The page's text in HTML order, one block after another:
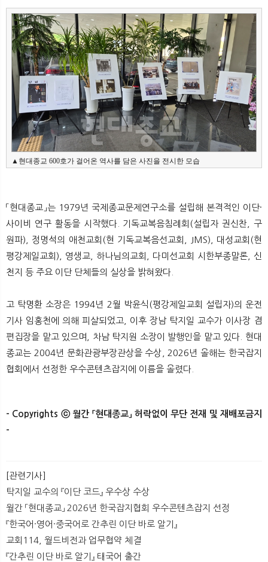
▲현대종교 600호가 걸어온 역사를 담은 사진을 전시한 모습
「현대종교」는 1979년 국제종교문제연구소를 설립해 본격적인 이단·
사이비 연구 활동을 시작했다. 기독교복음침례회(설립자 권신찬, 구
원파), 정명석의 애천교회(현 기독교복음선교회, JMS), 대성교회(현
평강제일교회), 영생교, 하나님의교회, 다미선교회 시한부종말론, 신
천지 등 주요 이단 단체들의 실상을 밝혀왔다.
고 탁명환 소장은 1994년 2월 박윤식(평강제일교회 설립자)의 운전
기사 임홍천에 의해 피살되었고, 이후 장남 탁지일 교수가 이사장 겸
편집장을 맡고 있으며, 차남 탁지원 소장이 발행인을 맡고 있다. 현대
종교는 2004년 문화관광부장관상을 수상, 2026년 올해는 한국잡지
협회에서 선정한 우수콘텐츠잡지에 이름을 올렸다.
- Copyrights ⓒ 월간 「현대종교」 허락없이 무단 전재 및 재배포금지
-​
[관련기사]
탁지일 교수의 『이단 코드』 우수상 수상
월간 「현대종교」 2026년 한국잡지협회 우수콘텐츠잡지 선정
『한국어·영어·중국어로 간추린 이단 바로 알기』
교회114, 월드비전과 업무협약 체결
『간추린 이단 바로 알기』 태국어 출간